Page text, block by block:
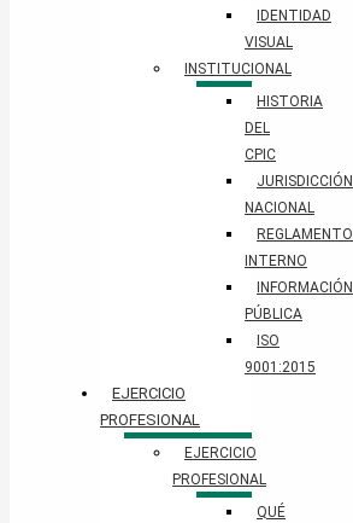
IDENTIDAD
VISUAL
INSTITUCIONAL
HISTORIA
DEL
CPIC
JURISDICCIÓN
NACIONAL
REGLAMENTO
INTERNO
INFORMACIÓN
PÚBLICA
ISO
9001:2015
EJERCICIO
PROFESIONAL
EJERCICIO
PROFESIONAL
QUÉ